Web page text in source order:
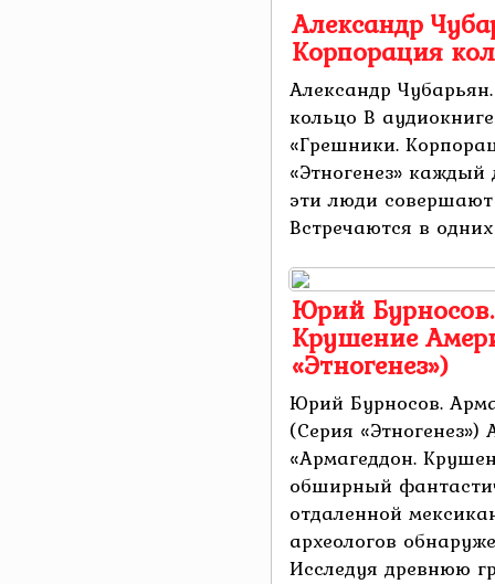
Александр
Корпорация
Александр
кольцо В
«Грешники.
«Этногенез»
эти люди
Встречаются в одних
Юрий
Крушение
«Этногенез»)
Юрий Бурносов.
(Серия
«Армагеддон.
обширный
отдаленной
археологов
Исследуя древнюю